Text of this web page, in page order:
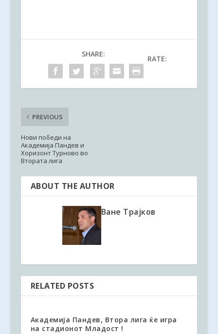
SHARE: RATE:
PREVIOUS
Нови победи на
Академија Пандев и
Хоризонт Турново во
Втората лига
ABOUT THE AUTHOR
Ване Трајков
RELATED POSTS
Академија Пандев, Втора лига ќе игра
на стадионот Младост !